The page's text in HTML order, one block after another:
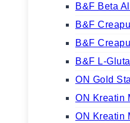
B&F Beta
B&F
B&F
B&F L-
ON Gold
ON Kreatin
ON Kreatin